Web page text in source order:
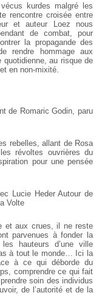
kurdes malgré les
rencontre croisée entre
et auteur Loez nous
de combat, pour
la propagande des
rendre hommage aux
au risque de
en non-mixité.
de Romaric Godin, paru
rebelles, allant deRosa
révoltes ouvrières du
pour une pensée
Lucie HederAutour de
Volte
et aux crues, il nereste
parvenues à fonder la
hauteurs d’une ville
à tout le monde… Ici la
à ce qui débordedu
comprendre ce qui fait
soin des individus
del’autorité et de la